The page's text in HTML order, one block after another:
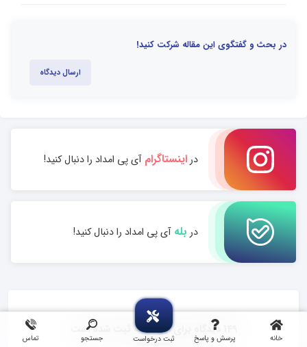
خانه پرسش و پاسخ ثبت درخواست جستجو تماس
در بحث و گفتگوی این مقاله شرکت کنید!
ارسال دیدگاه
دراینستاگرامآی پی امداد را دنبال کنید!
در بلهآی پی امداد را دنبال کنید!